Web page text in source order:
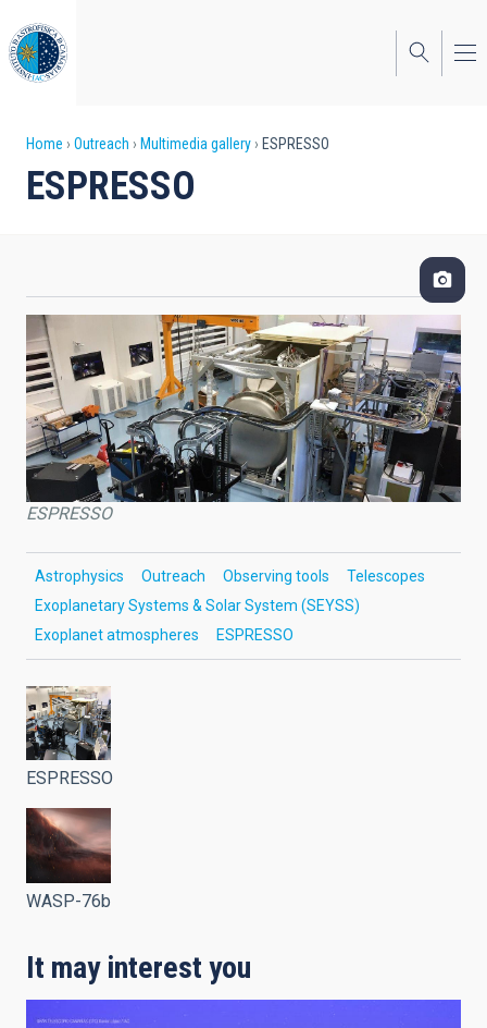
to
main
content
Breadcrumb
Home Outreach Multimedia gallery ESPRESSO
ESPRESSO
ESPRESSO
Astrophysics Outreach Observing tools
Telescopes
Exoplanetary Systems & Solar System (SEYSS)
Exoplanet atmospheres
ESPRESSO
ESPRESSO
WASP-76b
It may interest you